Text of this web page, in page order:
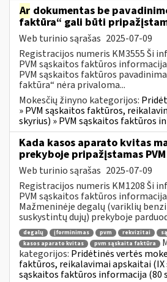
Ar dokumentas be
faktūra“ gali būti
Web turinio sąrašas 2025-07-09
Registracijos numeris KM3555 Ši
PVM sąskaitos faktūros
PVM sąskaitos faktūros
faktūra“ nėra privaloma...
Mokesčių žinyno kategorijos:
» PVM sąskaitos faktūros,
skyrius) » PVM sąskaitos faktūros
Kada kasos aparato kvitas
prekyboje pripažįstamas
Web turinio sąrašas 2025-07-09
Registracijos numeris KM1208 Ši
PVM sąskaitos faktūros
Mažmeninėje degalų (variklių
suskystintų dujų) prekyboje
degalų įforminimas pvm rekvizitai
kasos aparato kvitas
pvm sąskaita faktūra
kategorijos: Pridėtinės vertės
faktūros, reikalavimai apskaitai (IX
sąskaitos faktūros informacija (80